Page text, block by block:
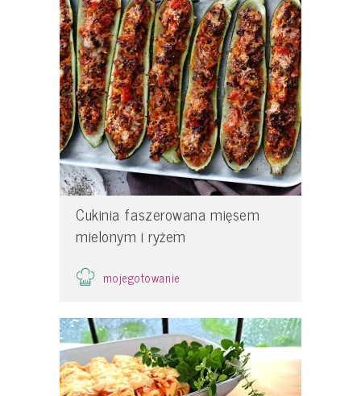
Cukinia faszerowana mięsem
mielonym i ryżem
mojegotowanie